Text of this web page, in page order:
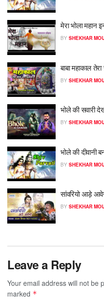
मेरा भोला महान
BY SHEKHAR
बाबा महाकाल
BY SHEKHAR
भोले की सवारी
BY SHEKHAR
भोले की दीवानी
BY SHEKHAR
सांवरियो आड़े
BY SHEKHAR
Leave a Reply
Your email address will not be
marked *